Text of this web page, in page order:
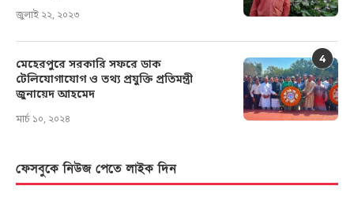
জুলাই ২২, ২০২৩
4
মেহেরপুরে সরকারি সফরে ডাক
টেলিযোগাযোগ ও তথ্য প্রযুক্তি প্রতিমন্ত্রী
জুনায়েদ আহমেদ
মার্চ ১০, ২০২৪
ফেসবুকে নিউজ পেতে লাইক দিন